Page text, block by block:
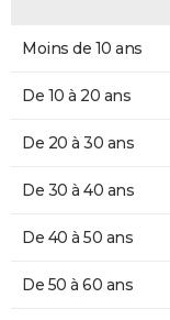
Moins de 10 ans
De 10 à 20 ans
De 20 à 30 ans
De 30 à 40 ans
De 40 à 50 ans
De 50 à 60 ans